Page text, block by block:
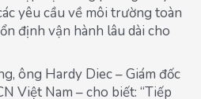
yêu cầu về môi trường toàn
định vận hành lâu dài cho
ông Hardy Diec – Giám đốc
Việt Nam – cho biết: “Tiếp